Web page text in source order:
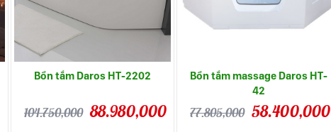
Bồn tắm Daros HT-2202
104.750,000 88.980,000
Bồn tắm massage Daros HT-
42
77.805,000 58.400,000